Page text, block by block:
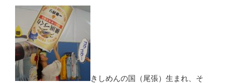
きしめんの国（尾張）生まれ、そ